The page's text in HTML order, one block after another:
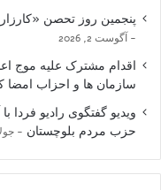
پنجمین روز تحصن
آگوست 2, 2026
اقدام مشترک علیه موج
سازمان ها و احزاب امضا
ویدیو گفتگوی رادیو
حزب مردم بلوچستان
جولای